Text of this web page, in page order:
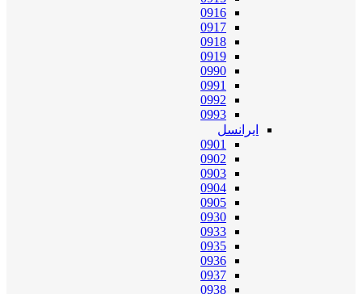
0916
0917
0918
0919
0990
0991
0992
0993
ایرانسل
0901
0902
0903
0904
0905
0930
0933
0935
0936
0937
0938